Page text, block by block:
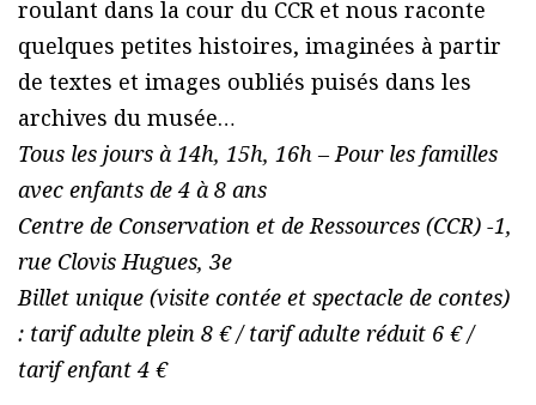
roulant dans la cour du CCR et nous raconte
quelques petites histoires, imaginées à partir
de textes et images oubliés puisés dans les
archives du musée…
Tous les jours à 14h, 15h, 16h – Pour les familles
avec enfants de 4 à 8 ans
Centre de Conservation et de Ressources (CCR) -1,
rue Clovis Hugues, 3e
Billet unique (visite contée et spectacle de contes)
: tarif adulte plein 8 € / tarif adulte réduit 6 € /
tarif enfant 4 €